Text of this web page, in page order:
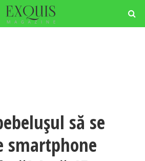
să se
smartphone